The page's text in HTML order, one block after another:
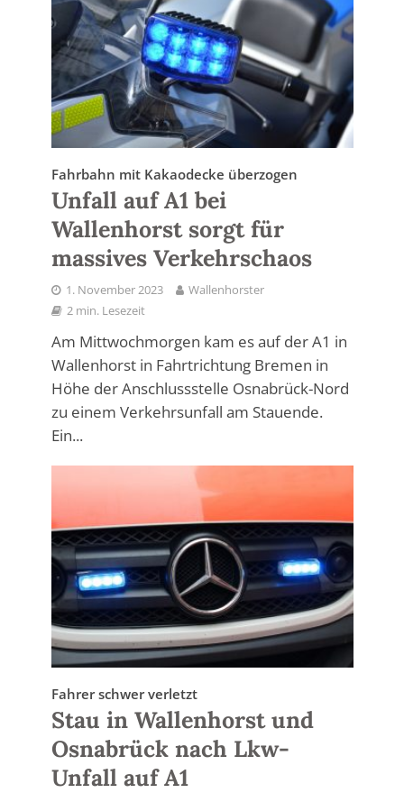
Fahrbahn mit Kakaodecke überzogen
Unfall auf A1 bei
Wallenhorst sorgt für
massives Verkehrschaos
1. November 2023
Wallenhorster
2 min. Lesezeit
Am Mittwochmorgen kam es auf der A1 in
Wallenhorst in Fahrtrichtung Bremen in
Höhe der Anschlussstelle Osnabrück-Nord
zu einem Verkehrsunfall am Stauende.
Ein...
Fahrer schwer verletzt
Stau in Wallenhorst und
Osnabrück nach Lkw-
Unfall auf A1